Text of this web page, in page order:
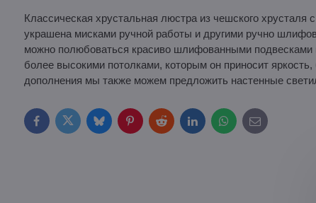
Классическая хрустальная люстра из чешского
украшена мисками ручной работы и другими ручно
можно полюбоваться красиво шлифованными
более высокими потолками, которым он приносит
дополнения мы также можем предложить настенные
FacebookTwitterBlueskyPinterestRedditLinkedInWhatsApp
E-
mail